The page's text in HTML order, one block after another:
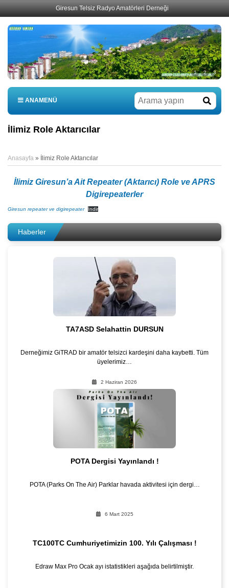
Giresun Telsiz Radyo Amatörleri Derneği
1 2 3
ANAMENÜ
İlimiz Role Aktarıcılar
Anasayfa » İlimiz Role Aktarıcılar
İlimiz Giresun’a Ait Repeater (Aktarıcı) Role ve APRS
Digirepeaterler
Giresun repeater ve digirepeater İndir
Haberler
TA7ASD Selahattin DURSUN
Derneğimiz GiTRAD bir amatör telsizci kardeşini daha kaybetti. Tüm
üyelerimiz…
2 Haziran 2026
POTA Dergisi Yayınlandı !
POTA (Parks On The Air) Parklar havada aktivitesi için dergi…
6 Mart 2025
TC100TC Cumhuriyetimizin 100. Yılı Çalışması !
Edraw Max Pro Ocak ayı istatistikleri aşağıda belirtilmiştir.